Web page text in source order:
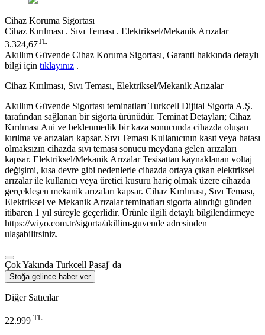
Cihaz Koruma Sigortası
Cihaz Kırılması . Sıvı Teması . Elektriksel/Mekanik Arızalar
3.324,67TL
Akıllım Güvende Cihaz Koruma Sigortası, Garanti hakkında detaylı
bilgi için tıklayınız .
Cihaz Kırılması, Sıvı Teması, Elektriksel/Mekanik Arızalar
Akıllım Güvende Sigortası teminatları Turkcell Dijital Sigorta A.Ş.
tarafından sağlanan bir sigorta ürünüdür. Teminat Detayları; Cihaz
Kırılması Ani ve beklenmedik bir kaza sonucunda cihazda oluşan
kırılma ve arızaları kapsar. Sıvı Teması Kullanıcının kasıt veya hatası
olmaksızın cihazda sıvı teması sonucu meydana gelen arızaları
kapsar. Elektriksel/Mekanik Arızalar Tesisattan kaynaklanan voltaj
değişimi, kısa devre gibi nedenlerle cihazda ortaya çıkan elektriksel
arızalar ile kullanıcı veya üretici kusuru hariç olmak üzere cihazda
gerçekleşen mekanik arızaları kapsar. Cihaz Kırılması, Sıvı Teması,
Elektriksel ve Mekanik Arızalar teminatları sigorta alındığı günden
itibaren 1 yıl süreyle geçerlidir. Ürünle ilgili detaylı bilgilendirmeye
https://wiyo.com.tr/sigorta/akillim-guvende adresinden
ulaşabilirsiniz.
Çok Yakında Turkcell Pasaj' da
Stoğa gelince haber ver
Diğer Satıcılar
22.999 TL